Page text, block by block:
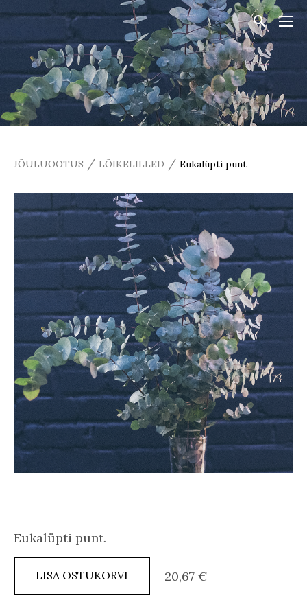
JÕULUOOTUS / LÕIKELILLED / Eukalüpti punt
Eukalüpti punt.
LISA OSTUKORVI 20,67 €